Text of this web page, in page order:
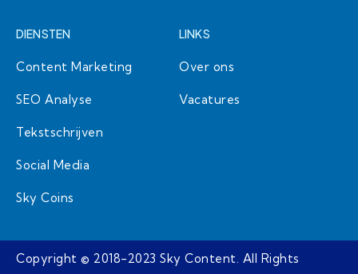
DIENSTEN
Content Marketing
SEO Analyse
Tekstschrijven
Social Media
Sky Coins
LINKS
Over ons
Vacatures
Copyright © 2018-2023 Sky Content. All Rights